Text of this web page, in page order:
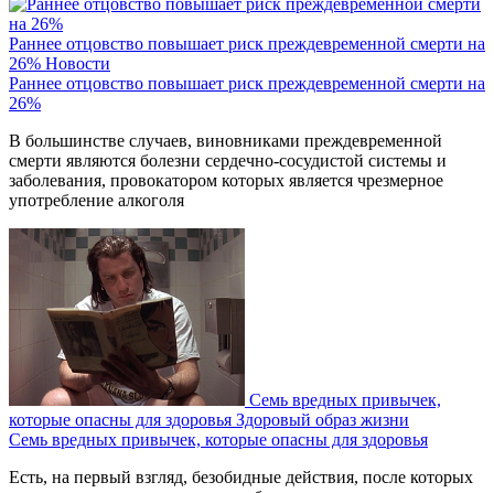
Раннее отцовство повышает риск преждевременной смерти на
26% Новости
Раннее отцовство повышает риск преждевременной смерти на
26%
В большинстве случаев, виновниками преждевременной
смерти являются болезни сердечно-сосудистой системы и
заболевания, провокатором которых является чрезмерное
употребление алкоголя
Семь вредных привычек,
которые опасны для здоровья Здоровый образ жизни
Семь вредных привычек, которые опасны для здоровья
Есть, на первый взгляд, безобидные действия, после которых